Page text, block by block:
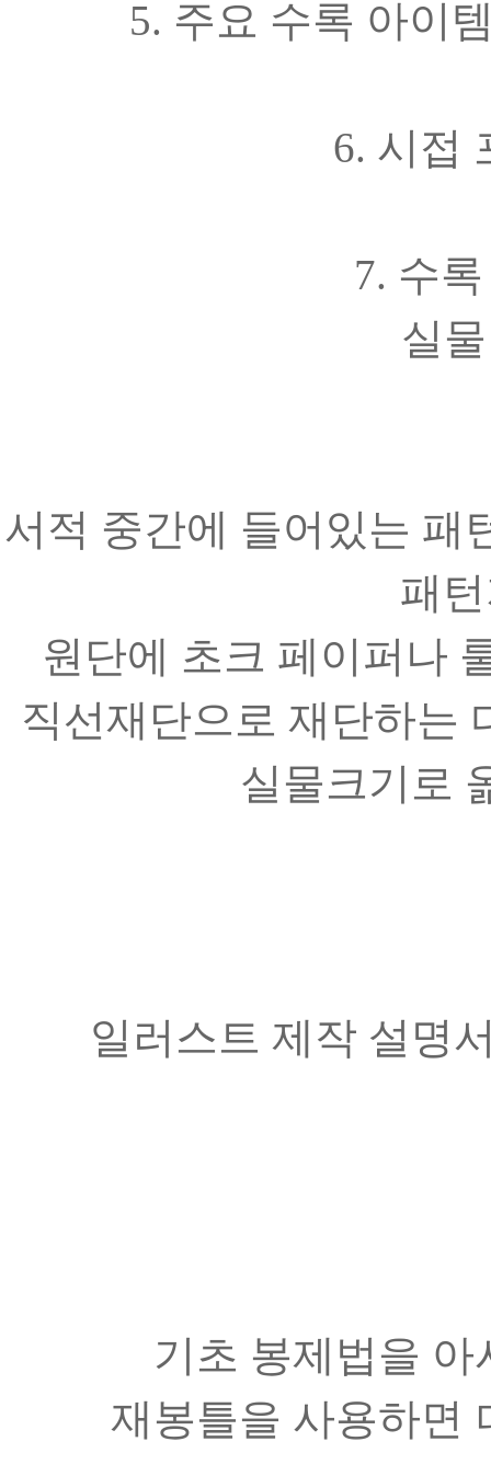
5. 주요 수록 아이
6. 시접
7. 수
실
서적 중간에 들어있는 패
패
원단에 초크 페이퍼나
직선재단으로 재단하는
실물크기로
일러스트 제작 설명
기초 봉제법을
재봉틀을 사용하면